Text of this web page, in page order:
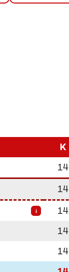
K
14
14
i 14
14
14